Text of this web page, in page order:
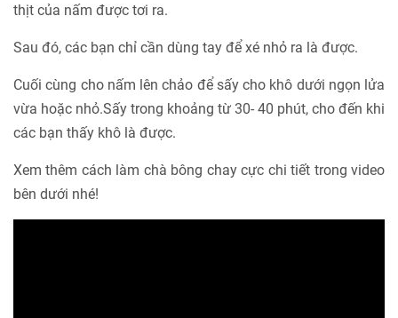
thịt của nấm được tơi ra.
Sau đó, các bạn chỉ cần dùng tay để xé nhỏ ra là được.
Cuối cùng cho nấm lên chảo để sấy cho khô dưới ngọn lửa
vừa hoặc nhỏ.Sấy trong khoảng từ 30- 40 phút, cho đến khi
các bạn thấy khô là được.
Xem thêm cách làm chà bông chay cực chi tiết trong video
bên dưới nhé!